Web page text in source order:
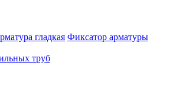
гладкая Фиксатор арматуры
труб